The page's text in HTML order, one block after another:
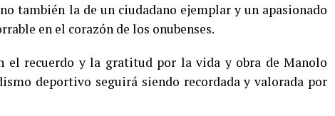
también la de un ciudadano ejemplar y un apasionado
en el corazón de los onubenses.
el recuerdo y la gratitud por la vida y obra de Manolo
deportivo seguirá siendo recordada y valorada por